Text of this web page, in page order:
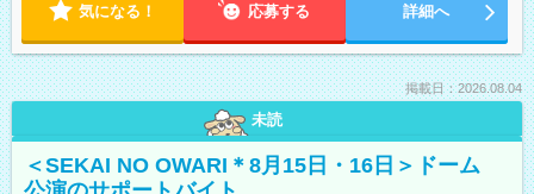
気になる！ 応募する 詳細へ
掲載日：2026.08.04
未読
＜SEKAI NO OWARI＊8月15日・16日＞ドーム